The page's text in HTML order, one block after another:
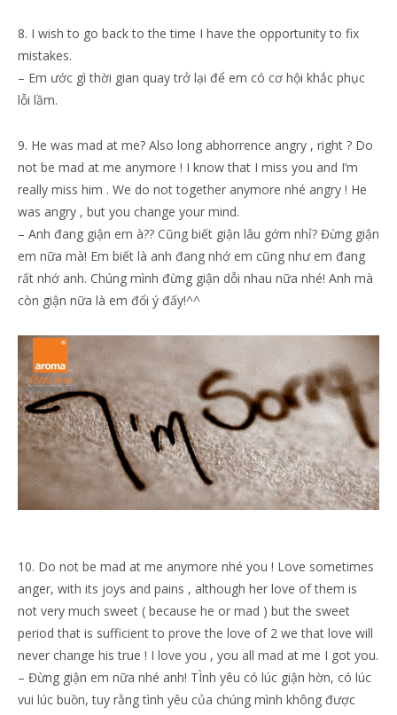
8. I wish to go back to the time I have the opportunity to fix
mistakes.
– Em ước gì thời gian quay trở lại để em có cơ hội khắc phục
lỗi lầm.
9. He was mad at me? Also long abhorrence angry , right ? Do
not be mad at me anymore ! I know that I miss you and I’m
really miss him . We do not together anymore nhé angry ! He
was angry , but you change your mind.
– Anh đang giận em à?? Cũng biết giận lâu gớm nhỉ? Đừng giận
em nữa mà! Em biết là anh đang nhớ em cũng như em đang
rất nhớ anh. Chúng mình đừng giận dỗi nhau nữa nhé! Anh mà
còn giận nữa là em đổi ý đấy!^^
10. Do not be mad at me anymore nhé you ! Love sometimes
anger, with its joys and pains , although her ​​love of them is
not very much sweet ( because he or mad ) but the sweet
period that is sufficient to prove the love of 2 we that love will
never change his true ! I love you , you all mad at me I got you.
– Đừng giận em nữa nhé anh! TÌnh yêu có lúc giận hờn, có lúc
vui lúc buồn, tuy rằng tình yêu của chúng mình không được